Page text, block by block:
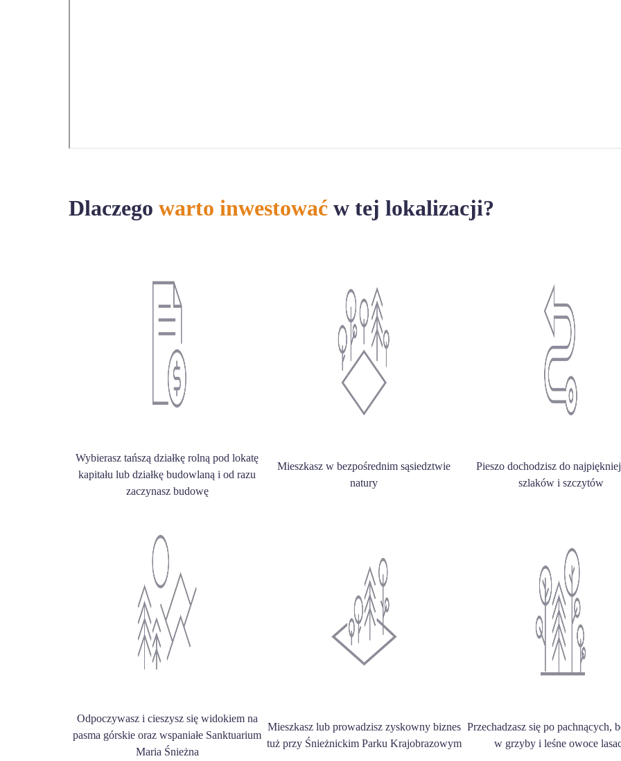
Dlaczego warto inwestować w tej lokalizacji?
Wybierasz tańszą działkę rolną pod lokatę
kapitału lub działkę budowlaną i od razu
zaczynasz budowę
Mieszkasz w bezpośrednim sąsiedztwie
natury
Pieszo dochodzisz do
szlaków i szczytów
Odpoczywasz i cieszysz się widokiem na
pasma górskie oraz wspaniałe Sanktuarium
Maria Śnieżna
Mieszkasz lub prowadzisz zyskowny biznes
tuż przy Śnieżnickim Parku Krajobrazowym
Przechadzasz się po pachnących,
w grzyby i leśne owoce